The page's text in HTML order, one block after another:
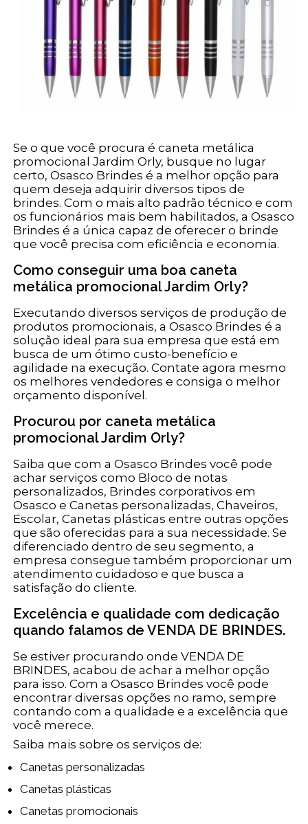
Se o que você procura é caneta metálica
promocional Jardim Orly, busque no lugar
certo, Osasco Brindes é a melhor opção para
quem deseja adquirir diversos tipos de
brindes. Com o mais alto padrão técnico e com
os funcionários mais bem habilitados, a Osasco
Brindes é a única capaz de oferecer o brinde
que você precisa com eficiência e economia.
Como conseguir uma boa caneta
metálica promocional Jardim Orly?
Executando diversos serviços de produção de
produtos promocionais, a Osasco Brindes é a
solução ideal para sua empresa que está em
busca de um ótimo custo-benefício e
agilidade na execução. Contate agora mesmo
os melhores vendedores e consiga o melhor
orçamento disponível.
Procurou por caneta metálica
promocional Jardim Orly?
Saiba que com a Osasco Brindes você pode
achar serviços como Bloco de notas
personalizados, Brindes corporativos em
Osasco e Canetas personalizadas, Chaveiros,
Escolar, Canetas plásticas entre outras opções
que são oferecidas para a sua necessidade. Se
diferenciado dentro de seu segmento, a
empresa consegue também proporcionar um
atendimento cuidadoso e que busca a
satisfação do cliente.
Excelência e qualidade com dedicação
quando falamos de VENDA DE BRINDES.
Se estiver procurando onde VENDA DE
BRINDES, acabou de achar a melhor opção
para isso. Com a Osasco Brindes você pode
encontrar diversas opções no ramo, sempre
contando com a qualidade e a excelência que
você merece.
Saiba mais sobre os serviços de:
Canetas personalizadas
Canetas plásticas
Canetas promocionais